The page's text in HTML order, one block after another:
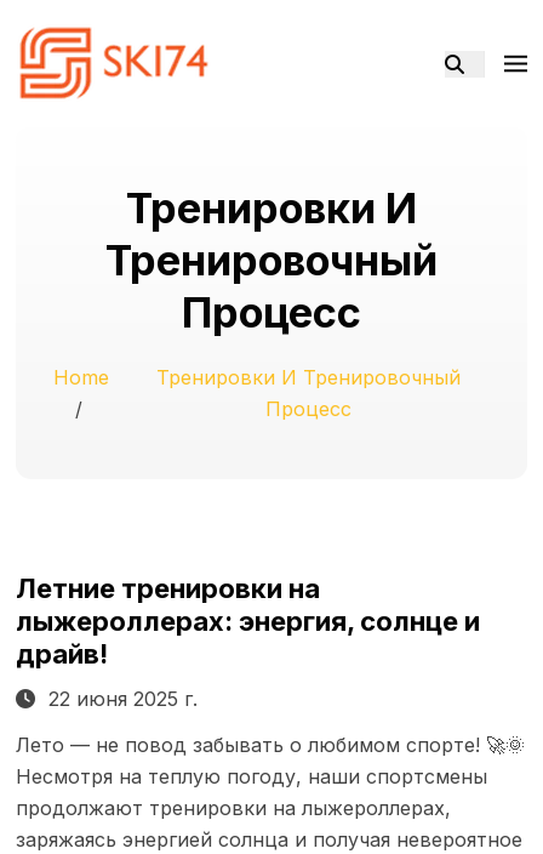
Тренировки И
Тренировочный
Процесс
Home
/
Тренировки И Тренировочный
Процесс
Летние тренировки на
лыжероллерах: энергия, солнце и
драйв!
22 июня 2025 г.
Лето — не повод забывать о любимом спорте! 🚀🌞
Несмотря на теплую погоду, наши спортсмены
продолжают тренировки на лыжероллерах,
заряжаясь энергией солнца и получая невероятное